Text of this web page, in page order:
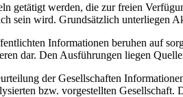
getätigt werden, die zur freien
sein wird. Grundsätzlich unterliegen
Informationen beruhen auf
dar. Den Ausführungen liegen
der Gesellschaften
bzw. vorgestellten